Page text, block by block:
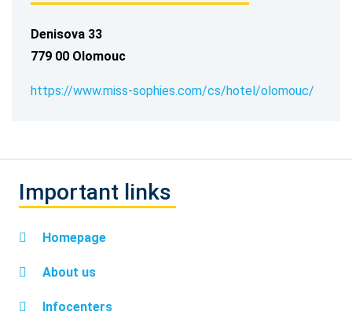
Denisova 33
779 00 Olomouc
https://www.miss-sophies.com/cs/hotel/olomouc/
Important links
Homepage
About us
Infocenters